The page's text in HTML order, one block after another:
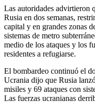
Las autoridades advirtieron
Rusia en dos semanas,
capital y en grandes zonas
sistemas de metro
medio de los ataques y los
residentes a refugiarse.
El bombardeo continuó el
Ucrania dijo que Rusia
misiles y 69 ataques con
Las fuerzas ucranianas